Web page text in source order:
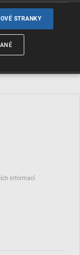
informací
STRANKY